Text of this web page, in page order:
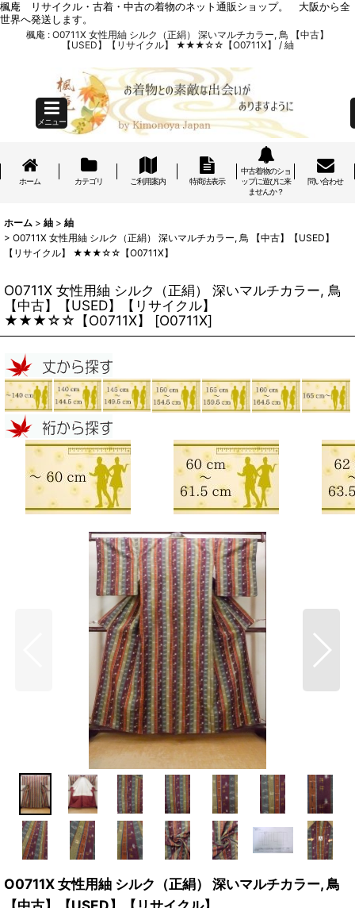
楓庵 リサイクル・古着・中古の着物のネット通販ショップ。 大阪から全
世界へ発送します。
楓庵 : O0711X 女性用紬 シルク（正絹） 深いマルチカラー, 鳥 【中古】
【USED】【リサイクル】 ★★★☆☆【O0711X】 / 紬
メニュー
ホーム カテゴリ ご利用案内 特商法表示
中古着物のショ
ップに遊びに来
ませんか？
問い合わせ
ホーム > 紬 > 紬
> O0711X 女性用紬 シルク（正絹） 深いマルチカラー, 鳥 【中古】【USED】
【リサイクル】 ★★★☆☆【O0711X】
O0711X 女性用紬 シルク（正絹） 深いマルチカラー, 鳥
【中古】【USED】【リサイクル】
★★★☆☆【O0711X】
[O0711X]
O0711X 女性用紬 シルク（正絹） 深いマルチカラー, 鳥